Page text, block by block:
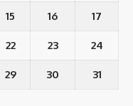
15 16 17
22 23 24
29 30 31